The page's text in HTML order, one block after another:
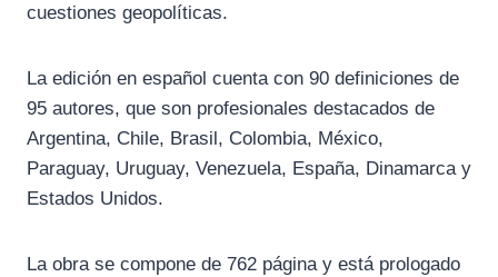
cuestiones geopolíticas.
La edición en español cuenta con 90 definiciones de
95 autores, que son profesionales destacados de
Argentina, Chile, Brasil, Colombia, México,
Paraguay, Uruguay, Venezuela, España, Dinamarca y
Estados Unidos.
La obra se compone de 762 página y está prologado